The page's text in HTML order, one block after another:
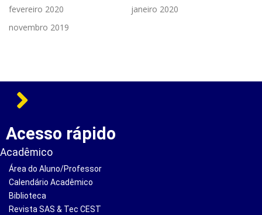
fevereiro 2020
janeiro 2020
novembro 2019
Acesso rápido
Acadêmico
Área do Aluno/Professor
Calendário Acadêmico
Biblioteca
Revista SAS & Tec CEST